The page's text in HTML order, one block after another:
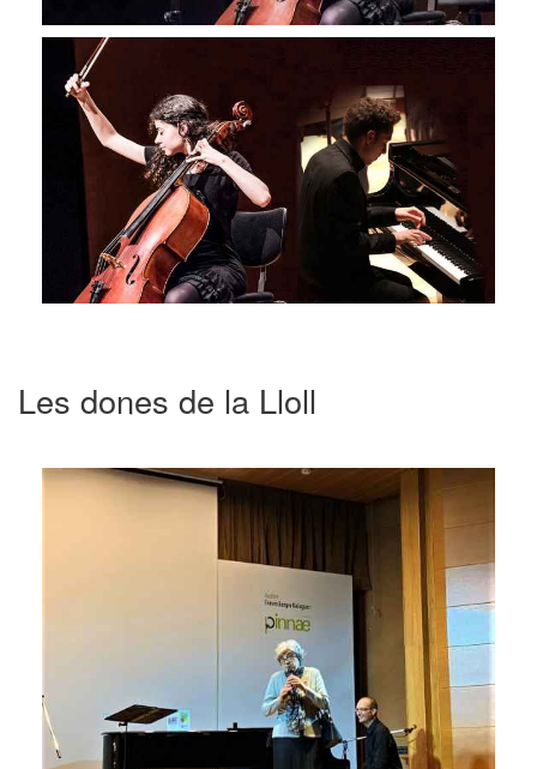
Les dones de la Lloll